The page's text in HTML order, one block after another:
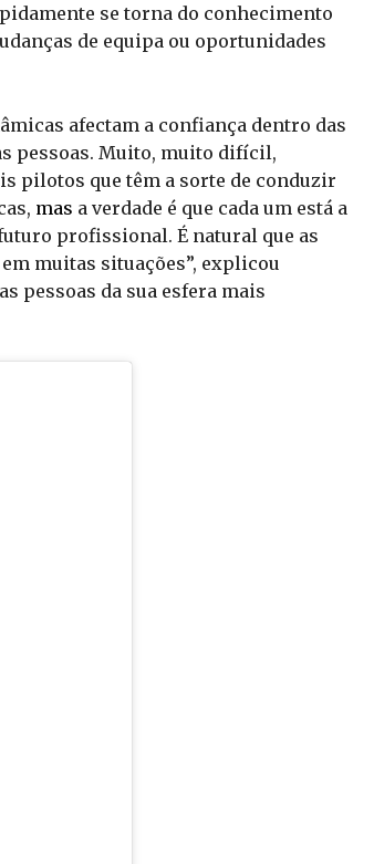
se torna do conhecimento
de equipa ou oportunidades
afectam a confiança dentro das
pessoas. Muito, muito difícil,
pilotos que têm a sorte de conduzir
mas a verdade é que cada um está a
profissional. É natural que as
muitas situações”, explicou
pessoas da sua esfera mais